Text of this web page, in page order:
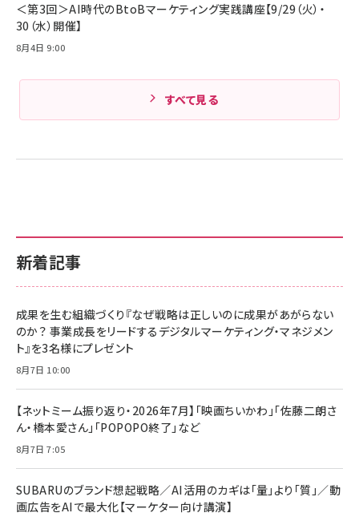
新着記事
成果を生む組織づくり『なぜ戦略は正しいのに成果があがらない
のか？ 事業成長をリードするデジタルマーケティング・マネジメン
ト』を3名様にプレゼント
8月7日 10:00
【ネットミーム振り返り・2026年7月】「映画ちいかわ」「佐藤二朗さ
ん・橋本愛さん」「POPOPO終了」など
8月7日 7:05
SUBARUのブランド想起戦略／AI活用のカギは「量」より「質」／動
画広告をAIで最大化【マーケター向け講演】
＜第3回＞AI時代のBtoBマーケティング実践講座【9/29（火）・
30（水）開催】
8月4日 9:00
すべて見る